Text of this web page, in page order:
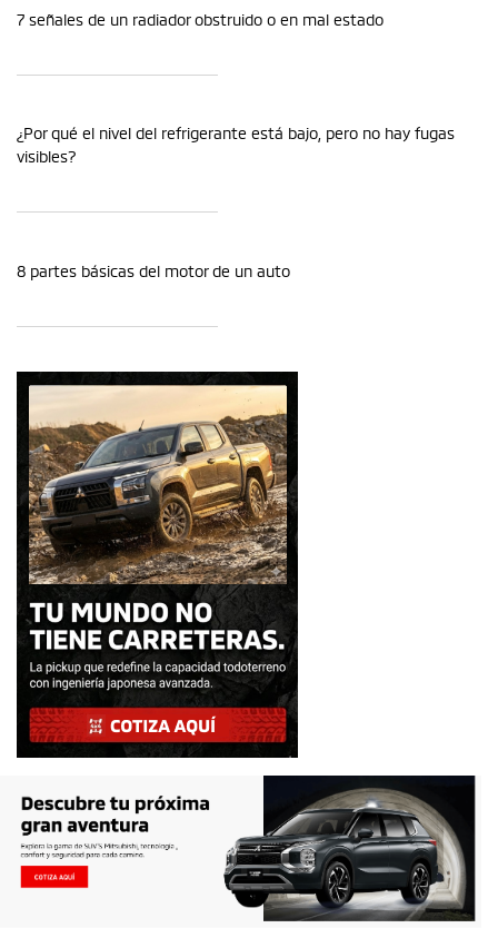
7 señales de un radiador obstruido o en mal estado
¿Por qué el nivel del refrigerante está bajo, pero no hay fugas
visibles?
8 partes básicas del motor de un auto